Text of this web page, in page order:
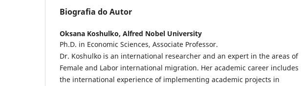
Biografia do Autor
Oksana Koshulko, Alfred Nobel University
Ph.D. in Economic Sciences, Associate Professor.
Dr. Koshulko is an international researcher and an expert in the areas of
Female and Labor international migration. Her academic career includes
the international experience of implementing academic projects in